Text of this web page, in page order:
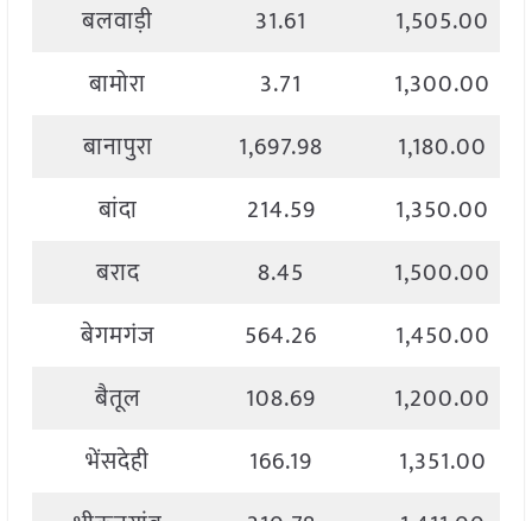
बलवाड़ी
31.61
1,505.00
बामोरा
3.71
1,300.00
बानापुरा
1,697.98
1,180.00
बांदा
214.59
1,350.00
बराद
8.45
1,500.00
बेगमगंज
564.26
1,450.00
बैतूल
108.69
1,200.00
भेंसदेही
166.19
1,351.00